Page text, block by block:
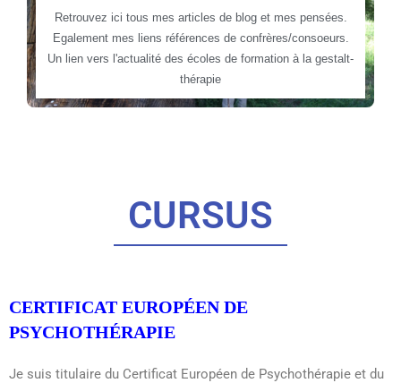
Retrouvez ici tous mes articles de blog et mes pensées.
Egalement mes liens références de confrères/consoeurs.
Un lien vers l'actualité des écoles de formation à la gestalt-
thérapie
CURSUS
CERTIFICAT EUROPÉEN DE
PSYCHOTHÉRAPIE
Je suis titulaire du Certificat Européen de Psychothérapie et du